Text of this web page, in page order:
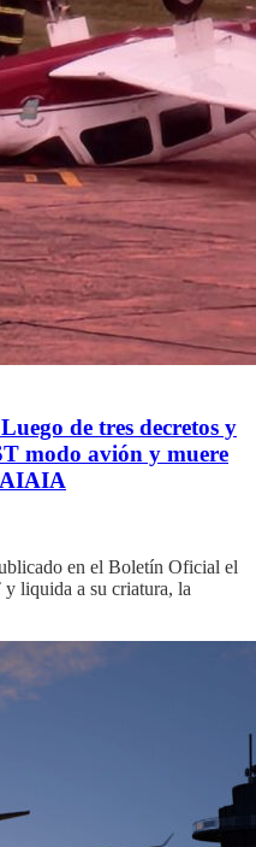
de tres decretos y
modo avión y muere
AIAIA
en el Boletín Oficial el
liquida a su criatura, la